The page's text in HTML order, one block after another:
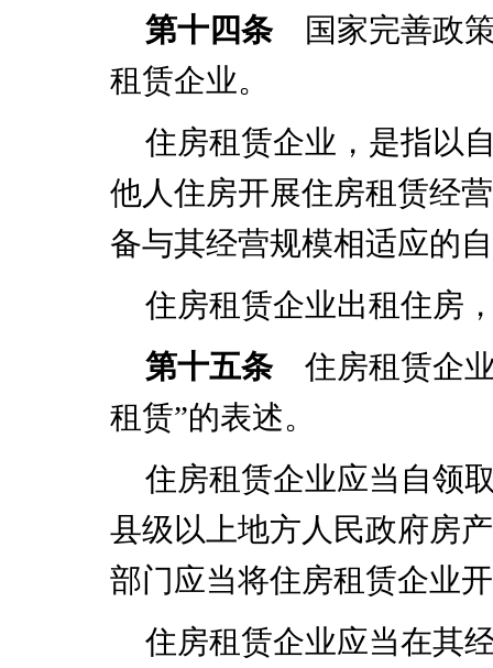
第十四条国家完善政策
租赁企业。
住房租赁企业，是指以
他人住房开展住房租赁经
备与其经营规模相适应的
住房租赁企业出租住房
第十五条住房租赁企业
租赁”的表述。
住房租赁企业应当自领
县级以上地方人民政府房
部门应当将住房租赁企业
住房租赁企业应当在其